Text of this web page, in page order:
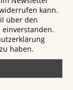
kann.
über den
haben.